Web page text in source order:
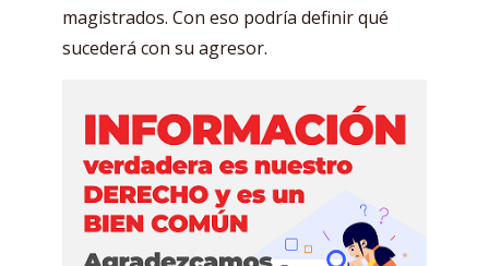
magistrados. Con eso podría definir qué
sucederá con su agresor.